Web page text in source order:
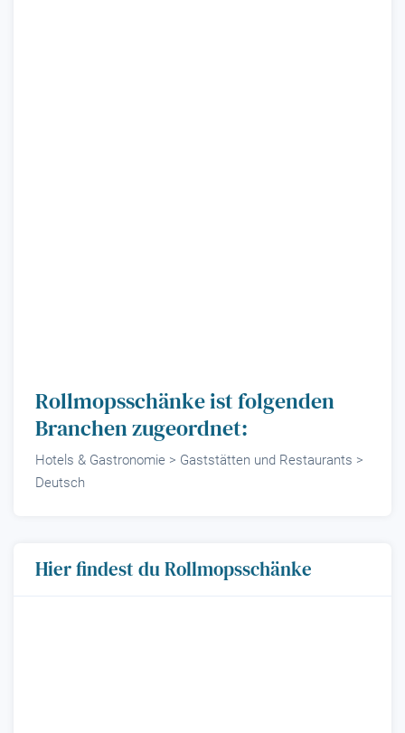
Rollmopsschänke ist folgenden
Branchen zugeordnet:
Hotels & Gastronomie > Gaststätten und Restaurants >
Deutsch
Hier findest du Rollmopsschänke